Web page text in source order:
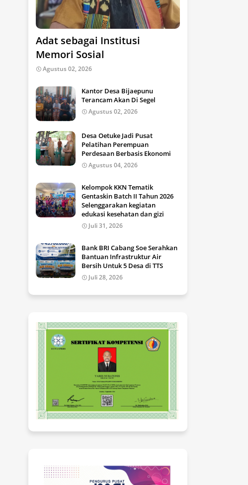
Adat sebagai Institusi
Memori Sosial
Agustus 02, 2026
Kantor Desa Bijaepunu
Terancam Akan Di Segel
Agustus 02, 2026
Desa Oetuke Jadi Pusat
Pelatihan Perempuan
Perdesaan Berbasis Ekonomi
Agustus 04, 2026
Kelompok KKN Tematik
Gentaskin Batch II Tahun 2026
Selenggarakan kegiatan
edukasi kesehatan dan gizi
Juli 31, 2026
Bank BRI Cabang Soe Serahkan
Bantuan Infrastruktur Air
Bersih Untuk 5 Desa di TTS
Juli 28, 2026